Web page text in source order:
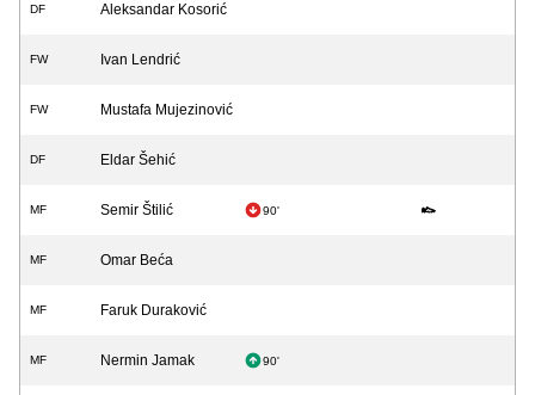
DF Aleksandar Kosorić
FW Ivan Lendrić
FW Mustafa Mujezinović
DF Eldar Šehić
MF Semir Štilić 90'
MF Omar Beća
MF Faruk Duraković
MF Nermin Jamak 90'